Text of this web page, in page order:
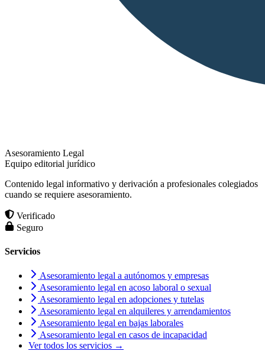
Asesoramiento Legal
Equipo editorial jurídico
Contenido legal informativo y derivación a profesionales colegiados
cuando se requiere asesoramiento.
Verificado
Seguro
Servicios
Asesoramiento legal a autónomos y empresas
Asesoramiento legal en acoso laboral o sexual
Asesoramiento legal en adopciones y tutelas
Asesoramiento legal en alquileres y arrendamientos
Asesoramiento legal en bajas laborales
Asesoramiento legal en casos de incapacidad
Ver todos los servicios →